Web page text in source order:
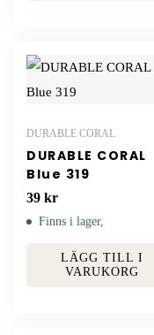
DURABLE CORAL
DURABLE CORAL
Blue 319
39 kr
Finns i lager,
LÄGG TILL I
VARUKORG